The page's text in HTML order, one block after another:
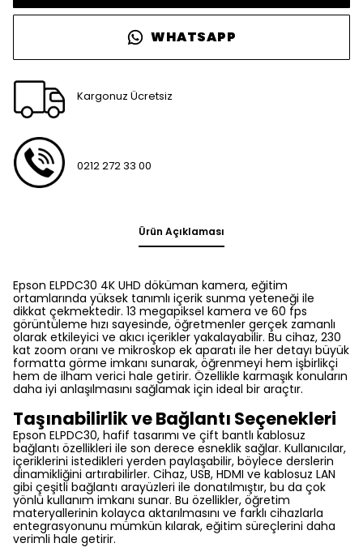
WHATSAPP
Kargonuz Ücretsiz
0212 272 33 00
Ürün Açıklaması
Epson ELPDC30 4K UHD döküman kamera, eğitim
ortamlarında yüksek tanımlı içerik sunma yeteneği ile
dikkat çekmektedir. 13 megapiksel kamera ve 60 fps
görüntüleme hızı sayesinde, öğretmenler gerçek zamanlı
olarak etkileyici ve akıcı içerikler yakalayabilir. Bu cihaz, 230
kat zoom oranı ve mikroskop ek aparatı ile her detayı büyük
formatta görme imkanı sunarak, öğrenmeyi hem işbirlikçi
hem de ilham verici hale getirir. Özellikle karmaşık konuların
daha iyi anlaşılmasını sağlamak için ideal bir araçtır.
Taşınabilirlik ve Bağlantı Seçenekleri
Epson ELPDC30, hafif tasarımı ve çift bantlı kablosuz
bağlantı özellikleri ile son derece esneklik sağlar. Kullanıcılar,
içeriklerini istedikleri yerden paylaşabilir, böylece derslerin
dinamikliğini artırabilirler. Cihaz, USB, HDMI ve kablosuz LAN
gibi çeşitli bağlantı arayüzleri ile donatılmıştır, bu da çok
yönlü kullanım imkanı sunar. Bu özellikler, öğretim
materyallerinin kolayca aktarılmasını ve farklı cihazlarla
entegrasyonunu mümkün kılarak, eğitim süreçlerini daha
verimli hale getirir.